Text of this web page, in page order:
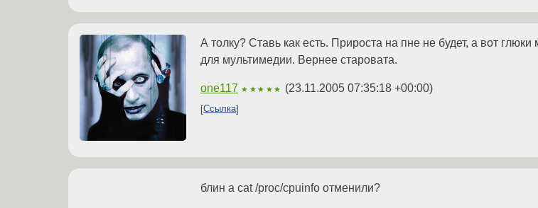
А толку? Ставь как есть. Прироста на пне не будет, а вот
для мультимедии. Вернее старовата.
one117 ★★★★★ (23.11.2005 07:35:18 +00:00)
Ссылка
блин а cat /proc/cpuinfo отменили?